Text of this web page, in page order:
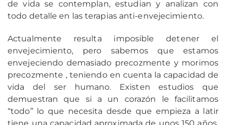
de vida se contemplan, estudian y analizan con
todo detalle en las terapias anti-envejecimiento.
Actualmente resulta imposible detener el
envejecimiento, pero sabemos que estamos
envejeciendo demasiado precozmente y morimos
precozmente , teniendo en cuenta la capacidad de
vida del ser humano. Existen estudios que
demuestran que si a un corazón le facilitamos
“todo” lo que necesita desde que empieza a latir